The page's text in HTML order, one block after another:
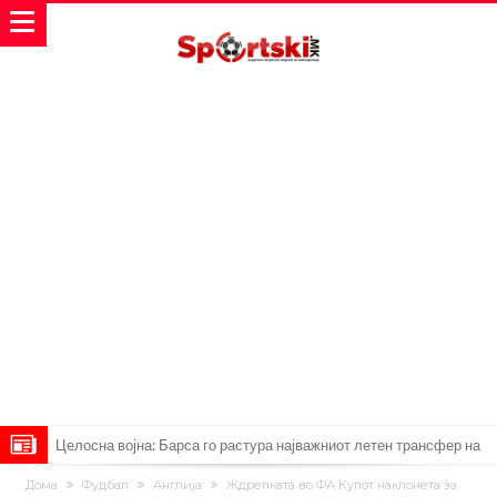
Целосна војна: Барса го растура најважниот летен трансфер на
Атлетико?!
Инфантино имал љубовница: Испливаа скандалозни
Дома Фудбал Англија
Ждрепката во ФА Купот наклонета за